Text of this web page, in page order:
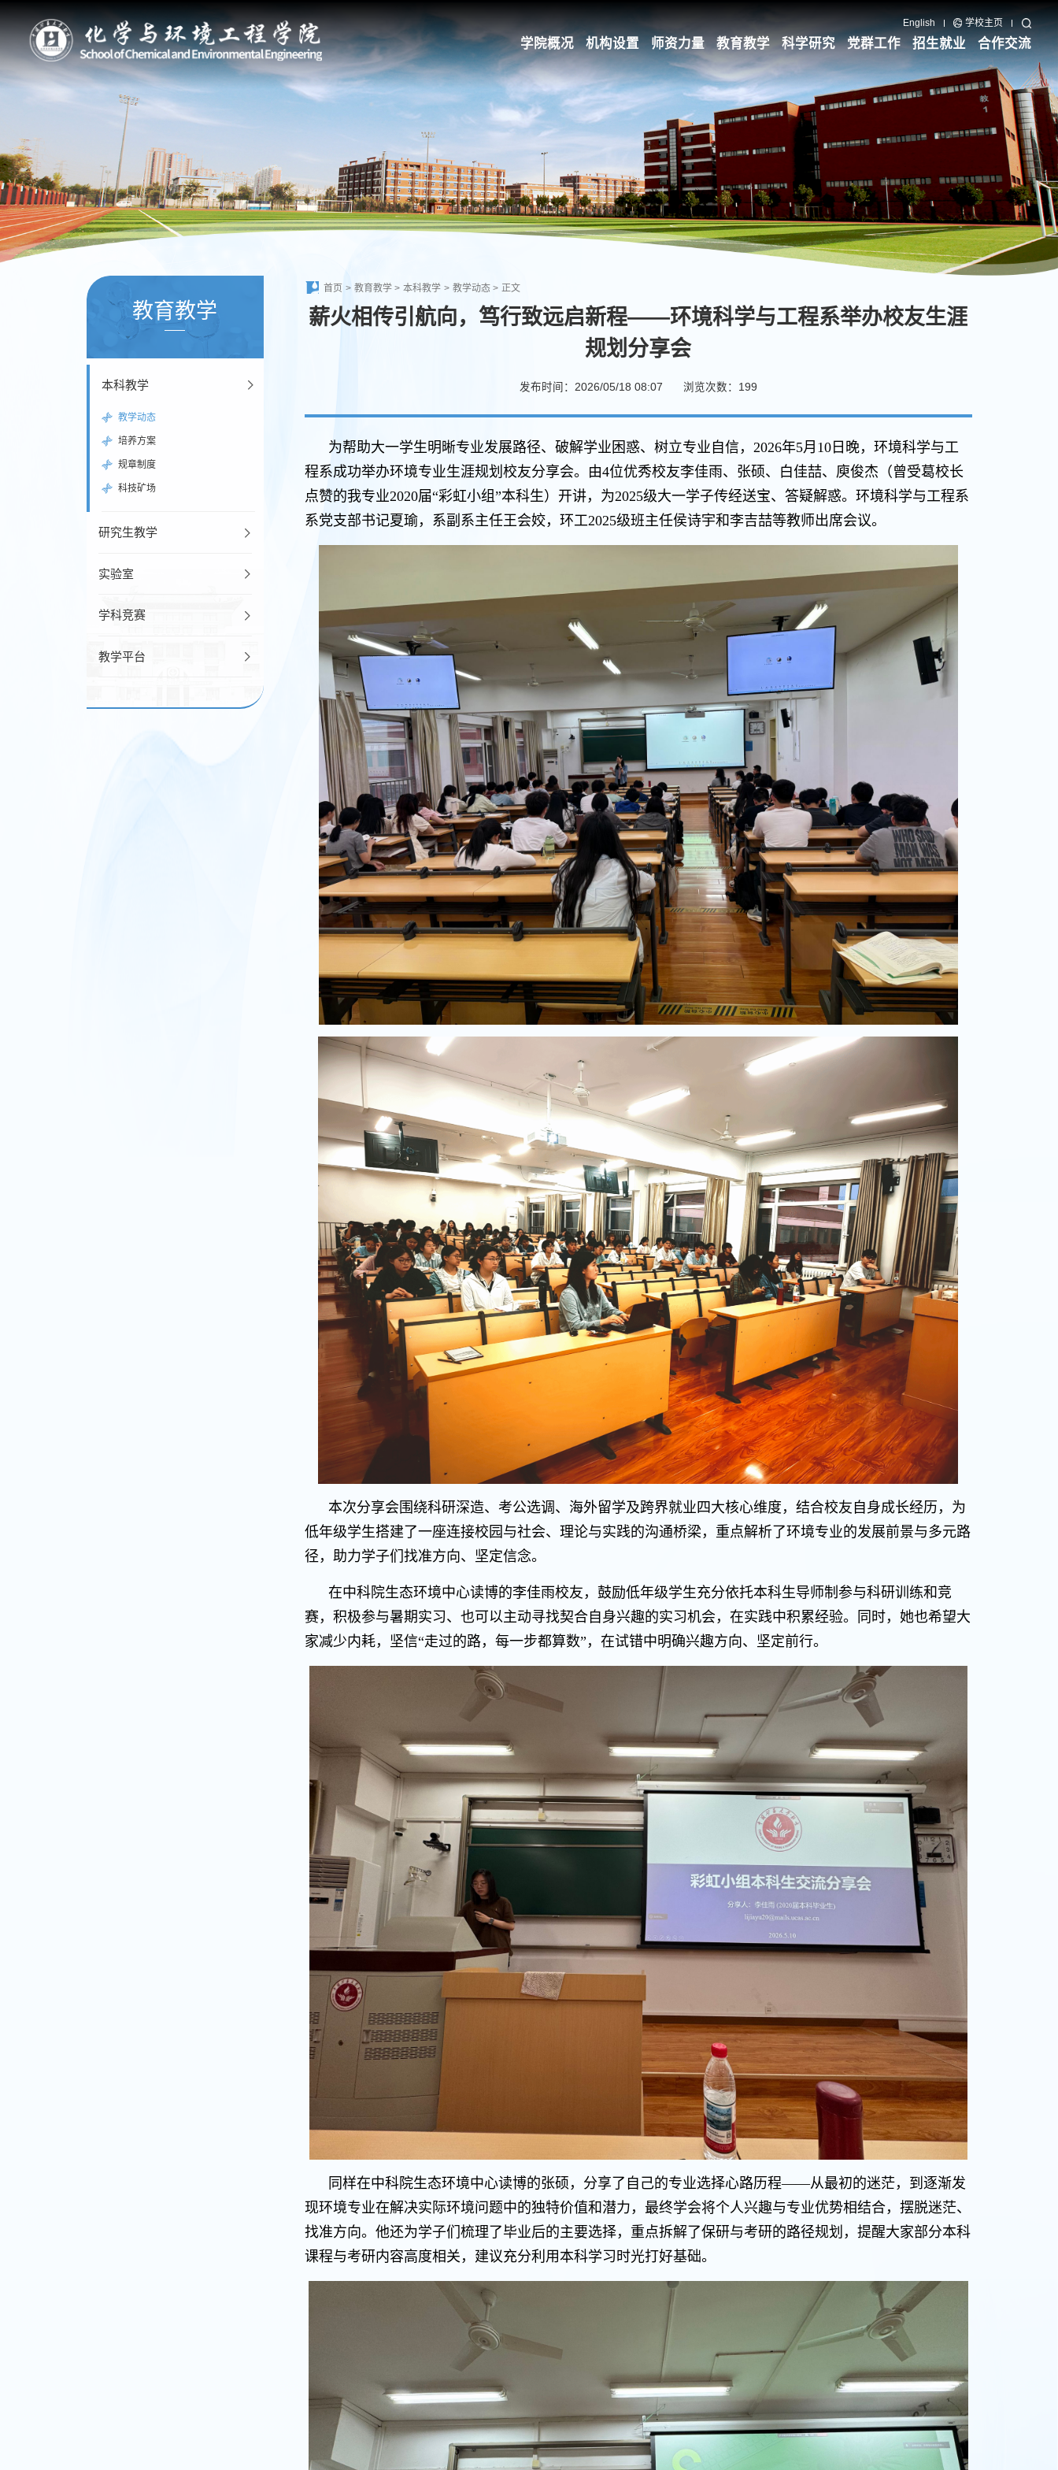
English 学校主页
学院概况 机构设置 师资力量 教育教学 科学研究 党群工作 招生就业 合作交流
教育教学
本科教学
教学动态
培养方案
规章制度
科技矿场
研究生教学
实验室
学科竞赛
教学平台
首页 > 教育教学 > 本科教学 > 教学动态 > 正文
薪火相传引航向，笃行致远启新程——环境科学与工程系举办校友生涯
规划分享会
发布时间：2026/05/18 08:07 浏览次数： 199
为帮助大一学生明晰专业发展路径、破解学业困惑、树立专业自信，2026年5月10日晚，环境科学与工
程系成功举办环境专业生涯规划校友分享会。由4位优秀校友李佳雨、张硕、白佳喆、庾俊杰（曾受葛校长
点赞的我专业2020届“彩虹小组”本科生）开讲，为2025级大一学子传经送宝、答疑解惑。环境科学与工程系
系党支部书记夏瑜，系副系主任王会姣，环工2025级班主任侯诗宇和李吉喆等教师出席会议。
本次分享会围绕科研深造、考公选调、海外留学及跨界就业四大核心维度，结合校友自身成长经历，为
低年级学生搭建了一座连接校园与社会、理论与实践的沟通桥梁，重点解析了环境专业的发展前景与多元路
径，助力学子们找准方向、坚定信念。
在中科院生态环境中心读博的李佳雨校友，鼓励低年级学生充分依托本科生导师制参与科研训练和竞
赛，积极参与暑期实习、也可以主动寻找契合自身兴趣的实习机会，在实践中积累经验。同时，她也希望大
家减少内耗，坚信“走过的路，每一步都算数”，在试错中明确兴趣方向、坚定前行。
同样在中科院生态环境中心读博的张硕，分享了自己的专业选择心路历程——从最初的迷茫，到逐渐发
现环境专业在解决实际环境问题中的独特价值和潜力，最终学会将个人兴趣与专业优势相结合，摆脱迷茫、
找准方向。他还为学子们梳理了毕业后的主要选择，重点拆解了保研与考研的路径规划，提醒大家部分本科
课程与考研内容高度相关，建议充分利用本科学习时光打好基础。